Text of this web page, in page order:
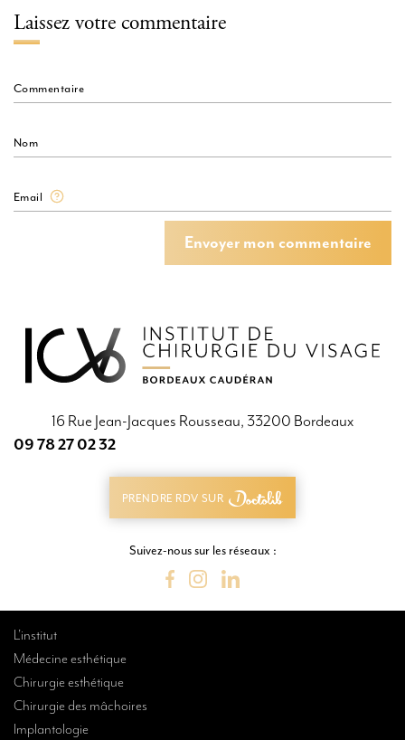
Laissez votre commentaire
Commentaire
Nom
Email
Envoyer mon commentaire
Envoyer mon commentaire
PRENDRE RDV SUR
16 Rue Jean-Jacques Rousseau, 33200 Bordeaux
09 78 27 02 32
Suivez-nous sur les réseaux :
L’institut
Médecine esthétique
Chirurgie esthétique
Chirurgie des mâchoires
Implantologie